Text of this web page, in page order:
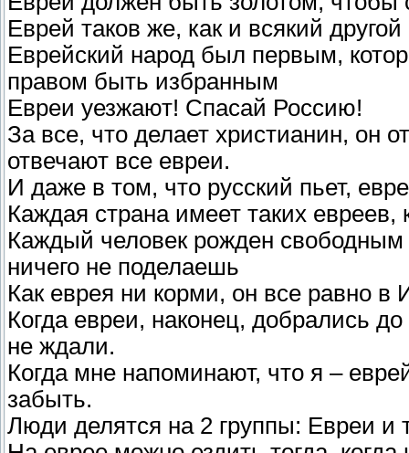
Еврей таков же, как и всякий
Еврейский народ был первым,
правом быть избранным
Евреи уезжают! Спасай Россию!
За все, что делает христианин, он
отвечают все евреи.
И даже в том, что русский пьет,
Каждая страна имеет таких евреев,
Каждый человек рожден
ничего не поделаешь
Как еврея ни корми, он все равно в
Когда евреи, наконец, добрались
не ждали.
Когда мне напоминают, что я –
забыть.
Люди делятся на 2 группы: Евреи и